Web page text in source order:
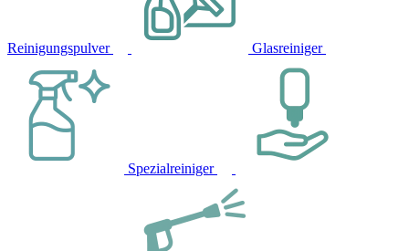
Reinigungspulver Glasreiniger
Spezialreiniger